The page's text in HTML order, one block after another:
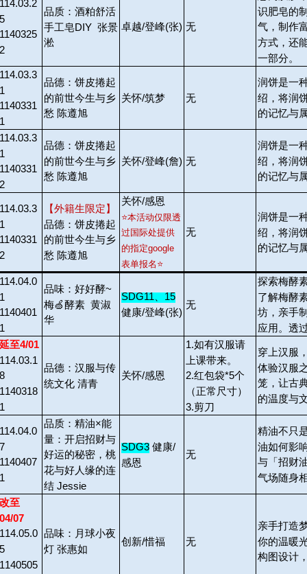
114.03.2
5
1140325
2
品质：酒粕舒活
手工皂DIY 张景
淞
卓越/登峰(张) 无
识肥皂的
气，制作
方式，还
一部分。
114.03.3
1
1140331
1
品德：饼皮捲起
的前世今生与乡
愁 陈遵旭
关怀/筑梦 无
润饼是一
绍，将润
的记忆与
114.03.3
1
1140331
2
品德：饼皮捲起
的前世今生与乡
愁 陈遵旭
关怀/登峰(詹) 无
润饼是一
绍，将润
的记忆与
114.03.3
1
1140331
2
【外籍生限定】
品德：饼皮捲起
的前世今生与乡
愁 陈遵旭
关怀/感恩
⭐本活动仅限透
过国际处提供
的指定google
表单报名 ⭐
无
润饼是一
绍，将润
的记忆与
114.04.0
1
1140401
1
品味：好好酵~
梅🍏 酵素 黄淑
华
SDG11 、15
健康/登峰(张)
无
探索梅酵
了解梅酵
坊，亲手
应用。透
延至4/01
114.03.1
8
1140318
1
品德：汉服与传
统文化 清青
关怀/感恩
1.如有汉服请
上课带来。
2.红包袋*5个
（正常尺寸）
3.剪刀
穿上汉服
体验汉服
笼，让古
的温度与
114.04.0
7
1140407
1
品质：精油×能
量：开启招财与
好运的秘密，桃
花与好人缘的连
结 Jessie
SDG3 健康/
感恩
无
精油不只
油如何影
与「招财
气场随身
改至
04/07
114.05.0
5
1140505
品味：月球小夜
灯 张惠如
创新/惜福 无
亲手打造
你的温暖
构图设计